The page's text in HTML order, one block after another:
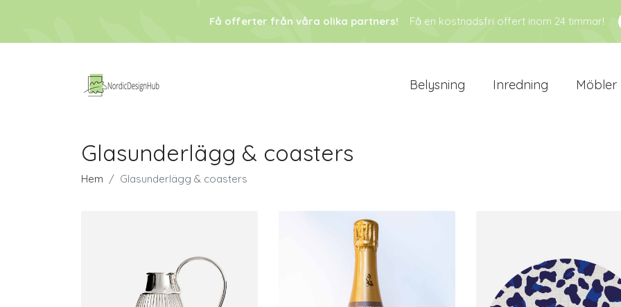
Få offerter från våra olika partners! Få en kostnadsfri offert inom 24 timmar!
Belysning Inredning Möbler
Glasunderlägg & coasters
Hem Glasunderlägg & coasters